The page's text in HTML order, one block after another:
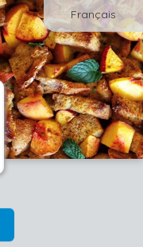
Français